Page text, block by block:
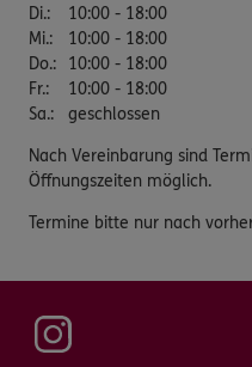
Di.:
10:00 - 18:00
Mi.:
10:00 - 18:00
Do.:
10:00 - 18:00
Fr.:
10:00 - 18:00
Sa.: geschlossen
Nach Vereinbarung sind
Öffnungszeiten möglich.
Termine bitte nur nach